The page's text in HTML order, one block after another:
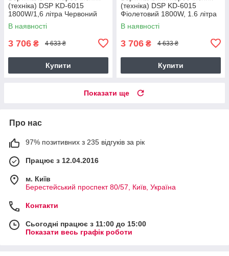
(техніка) DSP KD-6015
1800W/1,6 літра Червоний
В наявності
3 706 ₴ 4 633 ₴
Купити
(техніка) DSP KD-6015
Фіолетовий 1800W, 1.6 літра
В наявності
3 706 ₴ 4 633 ₴
Купити
Показати ще
Про нас
97% позитивних з 235 відгуків за рік
Працює з 12.04.2016
м. Київ
Берестейський проспект 80/57, Київ, Україна
Контакти
Сьогодні працює з 11:00 до 15:00
Показати весь графік роботи